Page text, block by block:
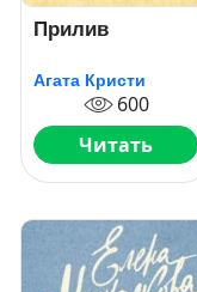
Прилив
Агата Кристи
600
Читать